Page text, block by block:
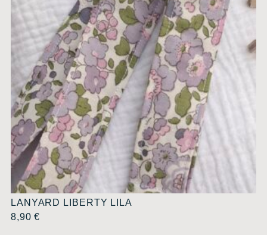
LANYARD LIBERTY LILA
8,90€